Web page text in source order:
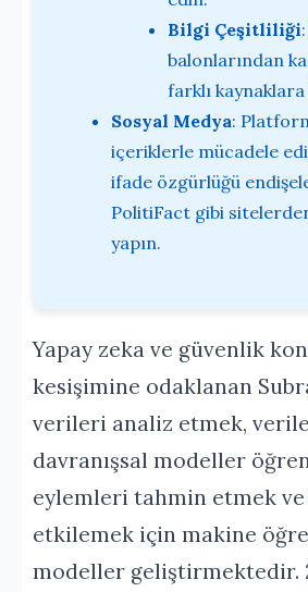
Bilgi Çeşitliliği
balonlarından
farklı kaynaklara
Sosyal Medya:
içeriklerle mücadele
ifade özgürlüğü
PolitiFact gibi
yapın.
Yapay zeka ve güvenlik
kesişimine odaklanan
verileri analiz etmek,
davranışsal modeller
eylemleri tahmin etmek ve
etkilemek için makine
modeller geliştirmektedir.